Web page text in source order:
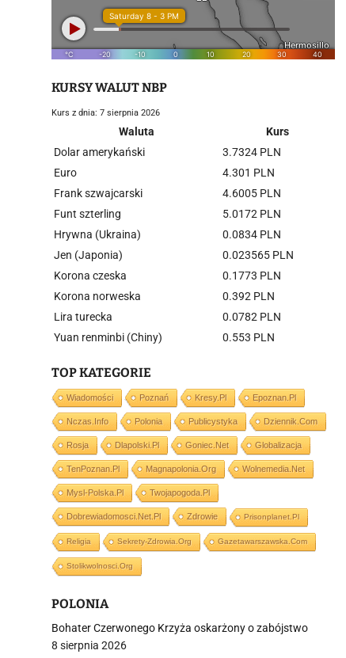
KURSY WALUT NBP
Kurs z dnia: 7 sierpnia 2026
Waluta
Kurs
Dolar amerykański
3.7324 PLN
Euro
4.301 PLN
Frank szwajcarski
4.6005 PLN
Funt szterling
5.0172 PLN
Hrywna (Ukraina)
0.0834 PLN
Jen (Japonia)
0.023565 PLN
Korona czeska
0.1773 PLN
Korona norweska
0.392 PLN
Lira turecka
0.0782 PLN
Yuan renminbi (Chiny)
0.553 PLN
TOP KATEGORIE
Wiadomości Poznań Kresy.pl Epoznan.pl
Nczas.info Polonia Publicystyka Dziennik.com
Rosja Dlapolski.pl Goniec.net Globalizacja
TenPoznan.pl Magnapolonia.org Wolnemedia.net
Mysl-Polska.pl Twojapogoda.pl
Dobrewiadomosci.net.pl Zdrowie Prisonplanet.pl
Religia Sekrety-Zdrowia.org Gazetawarszawska.com
Stolikwolnosci.org
POLONIA
Bohater Czerwonego Krzyża oskarżony o zabójstwo
8 sierpnia 2026